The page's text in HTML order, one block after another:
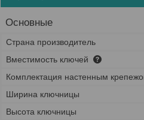
Основные
Страна производитель
Вместимость ключей
Комплектация настенным
Ширина ключницы
Высота ключницы